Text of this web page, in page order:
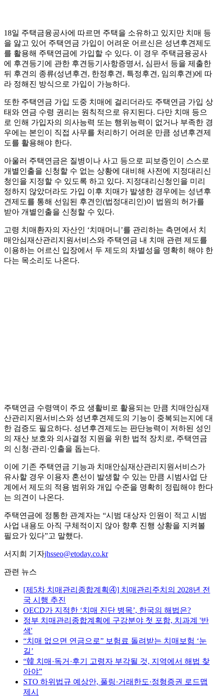
18일 주택금융공사에 따르면 주택을 소유하고 있지만 치매 등
을 앓고 있어 주택연금 가입이 어려운 어르신은 성년후견제도
를 활용해 주택연금에 가입할 수 있다. 이 경우 주택금융공사
에 후견등기에 관한 후견등기사항증명서, 심판서 등을 제출한
뒤 후견의 종류(성년후견, 한정후견, 특정후견, 임의후견)에 따
라 정해진 방식으로 가입이 가능하다.
또한 주택연금 가입 도중 치매에 걸리더라도 주택연금 가입 상
태와 연금 수령 권리는 원칙적으로 유지된다. 다만 치매 등으
로 인해 가입자의 의사능력 또는 행위능력이 없거나 부족한 경
우에는 본인이 직접 사무를 처리하기 어려운 만큼 성년후견제
도를 활용해야 한다.
아울러 주택연금은 질병이나 사고 등으로 피보증인이 스스로
개별인출을 신청할 수 없는 상황에 대비해 사전에 지정대리신
청인을 지정할 수 있도록 하고 있다. 지정대리신청인을 미리
정하지 않았더라도 가입 이후 치매가 발생한 경우에는 성년후
견제도를 통해 선임된 후견인(법정대리인)이 법원의 허가를
받아 개별인출을 신청할 수 있다.
고령 치매환자의 자산인 ‘치매머니’를 관리하는 측면에서 치
매안심재산관리지원서비스와 주택연금 내 치매 관련 제도를
이용하는 어르신 입장에서 두 제도의 차별성을 명확히 해야 한
다는 목소리도 나온다.
주택연금 수령액이 주요 생활비로 활용되는 만큼 치매안심재
산관리지원서비스와 성년후견제도의 기능이 중복되는지에 대
한 검증도 필요하다. 성년후견제도는 판단능력이 저하된 성인
의 재산 보호와 의사결정 지원을 위한 법적 장치로, 주택연금
의 신청·관리·인출을 돕는다.
이에 기존 주택연금 기능과 치매안심재산관리지원서비스가
유사할 경우 이용자 혼선이 발생할 수 있는 만큼 시범사업 단
계에서 제도의 적용 범위와 개입 수준을 명확히 정립해야 한다
는 의견이 나온다.
주택연금에 정통한 관계자는 “시범 대상자 인원이 적고 시범
사업 내용도 아직 구체적이지 않아 향후 진행 상황을 지켜볼
필요가 있다”고 말했다.
서지희 기자jhsseo@etoday.co.kr
관련 뉴스
[제5차 치매관리종합계획④] 치매관리주치의 2028년 전
국 시행 추진
OECD가 지적한 ‘치매 진단 병목’, 한국의 해법은?
정부 치매관리종합계획에 구강분야 첫 포함, 치과계 '반
색'
“치매 없으면 연금으로” 보험료 돌려받는 치매보험 ‘눈
길’
“韓 치매·독거·후기 고령자 부각될 것, 지역에서 해법 찾
아야”
STO 하위법규 예상안, 풀링·거래한도·정형증권 로드맵
제시